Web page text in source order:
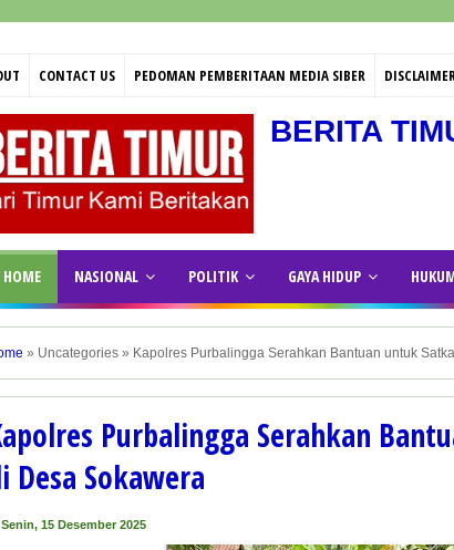
CONTACT US PEDOMAN PEMBERITAAN MEDIA SIBER
BERITA
HOME NASIONAL POLITIK GAYA HIDUP
» Uncategories » Kapolres Purbalingga Serahkan Bantuan untuk
Purbalingga Serahkan
Desa Sokawera
Senin, 15 Desember 2025